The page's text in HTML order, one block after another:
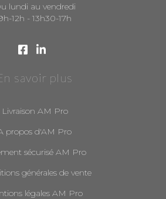
lundi au vendredi
12h - 13h30-17h
savoir plus
Livraison AM Pro
propos d'AM Pro
sécurisé AM Pro
générales de vente
légales AM Pro